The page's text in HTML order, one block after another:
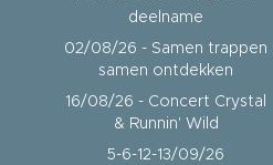
deelname
02/08/26 - Samen trappen
samen ontdekken
16/08/26 - Concert Crystal
& Runnin' Wild
5-6-12-13/09/26